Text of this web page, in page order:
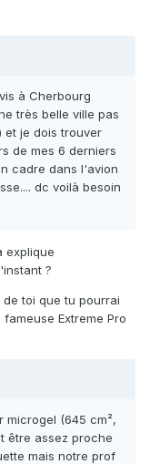
à Cherbourg
très belle ville pas
et je dois trouver
de mes 6 derniers
cadre dans l'avion
dc voilà besoin
explique
?
toi que tu pourrai
Extreme Pro
microgel (645 cm²,
être assez proche
mais notre prof